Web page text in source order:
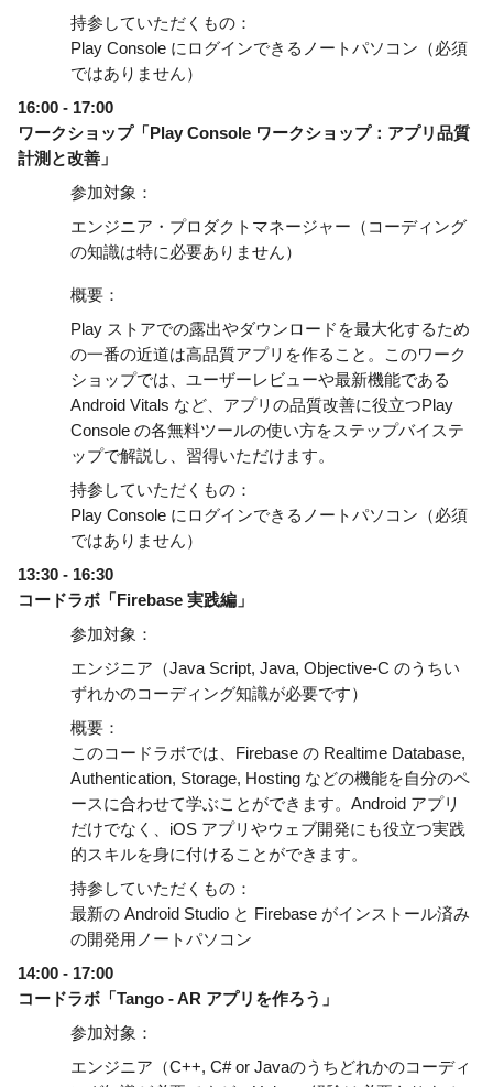
持参していただくもの：
Play Console にログインできるノートパソコン（必須
ではありません）
16:00 - 17:00
ワークショップ「Play Console ワークショップ：アプリ品質
計測と改善」
参加対象：
エンジニア・プロダクトマネージャー（コーディング
の知識は特に必要ありません）
概要：
Play ストアでの露出やダウンロードを最大化するため
の一番の近道は高品質アプリを作ること。このワーク
ショップでは、ユーザーレビューや最新機能である
Android Vitals など、アプリの品質改善に役立つPlay
Console の各無料ツールの使い方をステップバイステ
ップで解説し、習得いただけます。
持参していただくもの：
Play Console にログインできるノートパソコン（必須
ではありません）
13:30 - 16:30
コードラボ「Firebase 実践編」
参加対象：
エンジニア（Java Script, Java, Objective-C のうちい
ずれかのコーディング知識が必要です）
概要：
このコードラボでは、Firebase の Realtime Database,
Authentication, Storage, Hosting などの機能を自分のペ
ースに合わせて学ぶことができます。Android アプリ
だけでなく、iOS アプリやウェブ開発にも役立つ実践
的スキルを身に付けることができます。
持参していただくもの：
最新の Android Studio と Firebase がインストール済み
の開発用ノートパソコン
14:00 - 17:00
コードラボ「Tango - AR アプリを作ろう」
参加対象：
エンジニア（C++, C# or Javaのうちどれかのコーディ